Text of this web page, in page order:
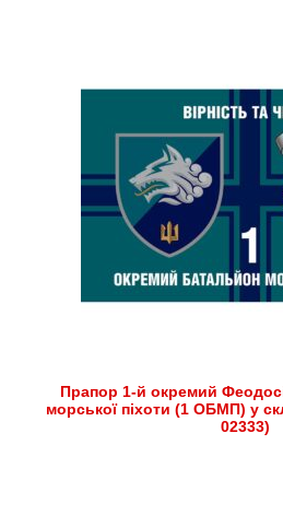
Прапор 1-й окремий
морської піхоти (1 ОБМП) у
02333)